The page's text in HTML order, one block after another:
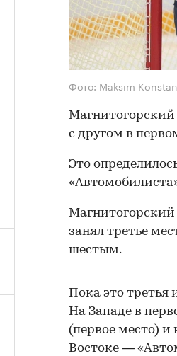
Фото: Maksim
Магнитогорский
с другом в
Это
Магнитогорский
занял третье
шестым.
Пока это третья
На Западе в
(первое место) и
Востоке —